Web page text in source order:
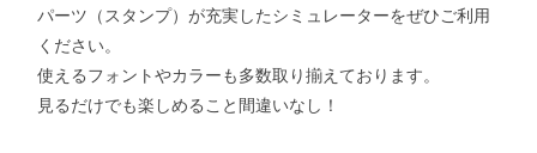
パーツ（スタンプ）が充実したシミュレーターをぜひご利用
ください。
使えるフォントやカラーも多数取り揃えております。
見るだけでも楽しめること間違いなし！